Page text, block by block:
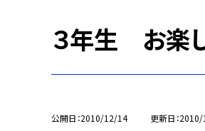
３年生 お楽
公開日 2010/12/14 更新日